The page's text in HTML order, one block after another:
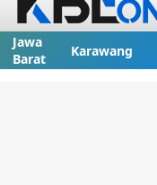
Jawa
Barat
Karawang